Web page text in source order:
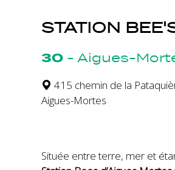
STATION
30 - Aigues-
415 chemin de la
Aigues-Mortes
Située entre terre, mer et